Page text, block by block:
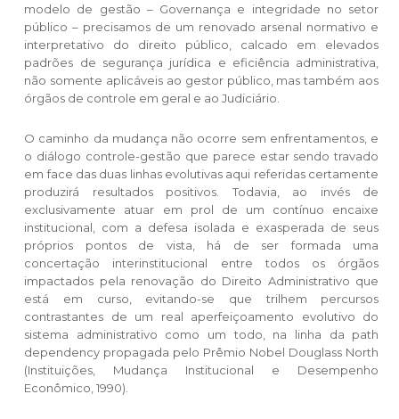
modelo de gestão – Governança e integridade no setor
público – precisamos de um renovado arsenal normativo e
interpretativo do direito público, calcado em elevados
padrões de segurança jurídica e eficiência administrativa,
não somente aplicáveis ao gestor público, mas também aos
órgãos de controle em geral e ao Judiciário.
O caminho da mudança não ocorre sem enfrentamentos, e
o diálogo controle-gestão que parece estar sendo travado
em face das duas linhas evolutivas aqui referidas certamente
produzirá resultados positivos. Todavia, ao invés de
exclusivamente atuar em prol de um contínuo encaixe
institucional, com a defesa isolada e exasperada de seus
próprios pontos de vista, há de ser formada uma
concertação interinstitucional entre todos os órgãos
impactados pela renovação do Direito Administrativo que
está em curso, evitando-se que trilhem percursos
contrastantes de um real aperfeiçoamento evolutivo do
sistema administrativo como um todo, na linha da path
dependency propagada pelo Prêmio Nobel Douglass North
(Instituições, Mudança Institucional e Desempenho
Econômico, 1990).